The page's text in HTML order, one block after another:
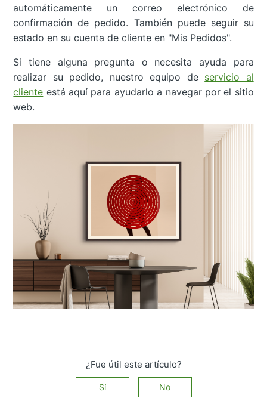
automáticamente un correo electrónico de
confirmación de pedido. También puede seguir su
estado en su cuenta de cliente en "Mis Pedidos".
Si tiene alguna pregunta o necesita ayuda para
realizar su pedido, nuestro equipo de servicio al
cliente está aquí para ayudarlo a navegar por el sitio
web.
¿Fue útil este artículo?
Sí No